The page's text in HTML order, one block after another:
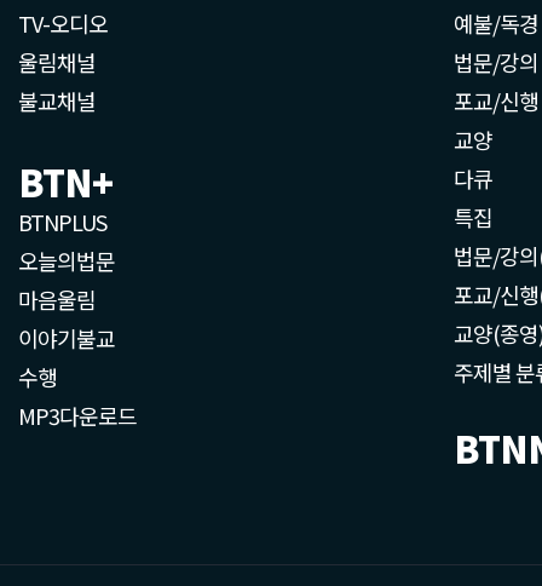
TV-오디오
울림채널
불교채널
BTN+
BTNPLUS
오늘의법문
마음울림
이야기불교
수행
MP3다운로드
예불/독경
법문/강의
포교/신행
교양
다큐
특집
법문/강
포교/신
교양(종
주제별 분